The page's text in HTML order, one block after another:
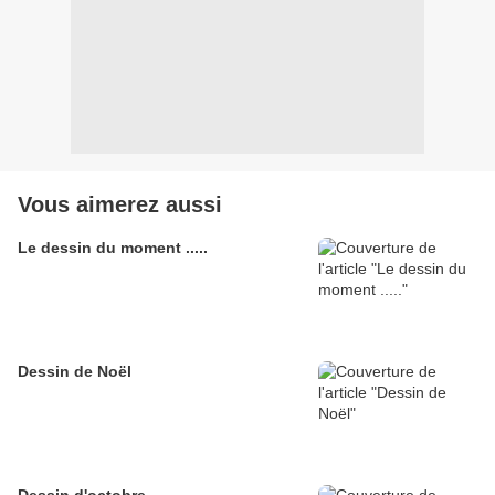
Vous aimerez aussi
Le dessin du moment .....
Dessin de Noël